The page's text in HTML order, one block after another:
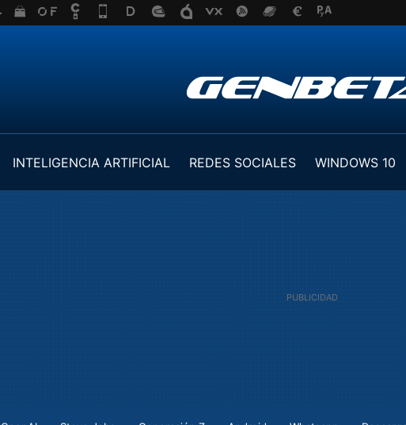
INTELIGENCIA ARTIFICIAL REDES SOCIALES WINDOWS 10